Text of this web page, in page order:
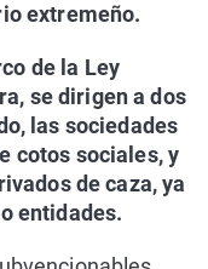
extremeño.
de la Ley
se dirigen a dos
las sociedades
cotos sociales, y
de caza, ya
entidades.